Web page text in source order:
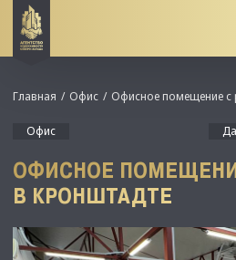
Главная Офис Офисное помещение
Офис
ОФИСНОЕ
В КРОНШТАДТЕ